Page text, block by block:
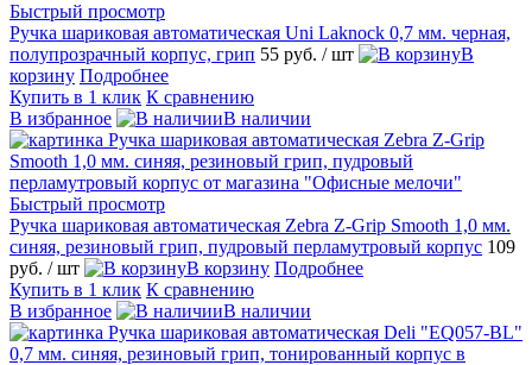
Быстрый просмотр
Ручка шариковая автоматическая Uni Laknock 0,7 мм. черная,
полупрозрачный корпус, грип 55 руб. / шт
В
корзину Подробнее
Купить в 1 клик К сравнению
В избранное
В наличии
Быстрый просмотр
Ручка шариковая автоматическая Zebra Z-Grip Smooth 1,0 мм.
синяя, резиновый грип, пудровый перламутровый корпус 109
руб. / шт В корзину Подробнее
Купить в 1 клик К сравнению
В избранное
В наличии